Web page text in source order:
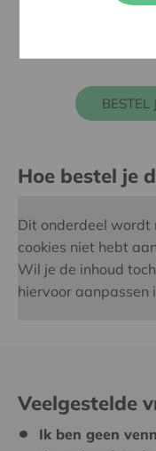
BESTEL
Hoe bestel je
Dit onderdeel wordt
cookies niet hebt
Wil je de inhoud
hiervoor aanpassen
Veelgestelde
Ik ben geen